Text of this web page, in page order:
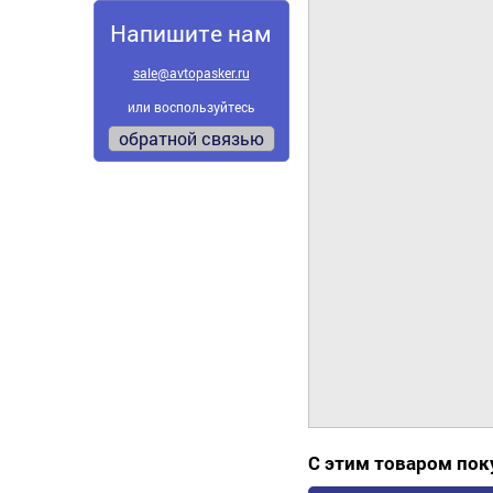
Напишите нам
sale@avtopasker.ru
или воспользуйтесь
обратной связью
С этим товаром